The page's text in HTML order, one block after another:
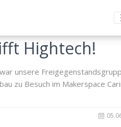
Hightech!
unsere
zu Besuch im Makerspace